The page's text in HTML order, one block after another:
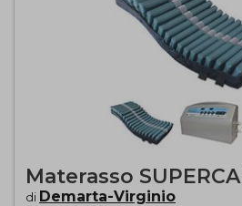
Materasso
di Demarta-Virginio